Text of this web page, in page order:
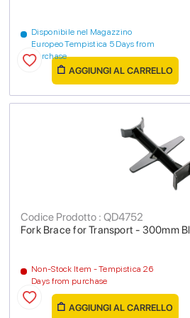
Disponibile nel Magazzino
Europeo Tempistica 5 Days from
purchase
AGGIUNGI AL CARRELLO
Fork Brace for Transport - 300mm
Codice Prodotto : QD4752
Non-Stock Item - Tempistica 26
Days from purchase
AGGIUNGI AL CARRELLO